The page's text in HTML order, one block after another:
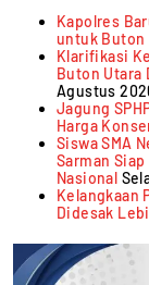
Kapolres
untuk Buton
Klarifikasi
Buton Utara
Agustus
Jagung
Harga
Siswa SMA
Sarman
Nasional
Kelangkaan
Didesak